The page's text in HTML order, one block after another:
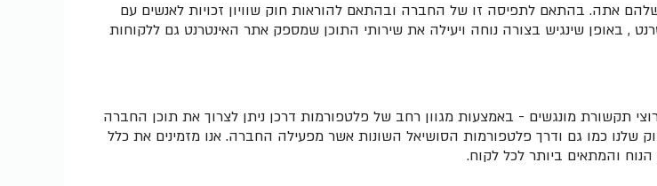
אתה. בהתאם לתפיסה זו של החברה ובהתאם להוראות חוק שוויון זכויות לאנשים עם
האינטרנט , באופן שינגיש בצורה נוחה ויעילה את שירותי התוכן שמספק אתר האינטרנט גם ללקוחות
תקשורת מונגשים - באמצעות מגוון רחב של פלטפורמות דרכן ניתן לצרוך את תוכן החברה
שלנו כמו גם ודרך פלטפורמות הסושיאל השונות אשר מפעילה החברה. אנו מזמינים את כלל
והמתאים ביותר לכל לקוח.